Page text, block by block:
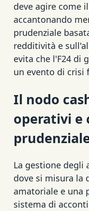
deve agire come
accantonando
prudenziale
redditività e
evita che l'F24 di
un evento di crisi
Il nodo
operativi e
La gestione degli
dove si misura la
amatoriale e una
sistema di